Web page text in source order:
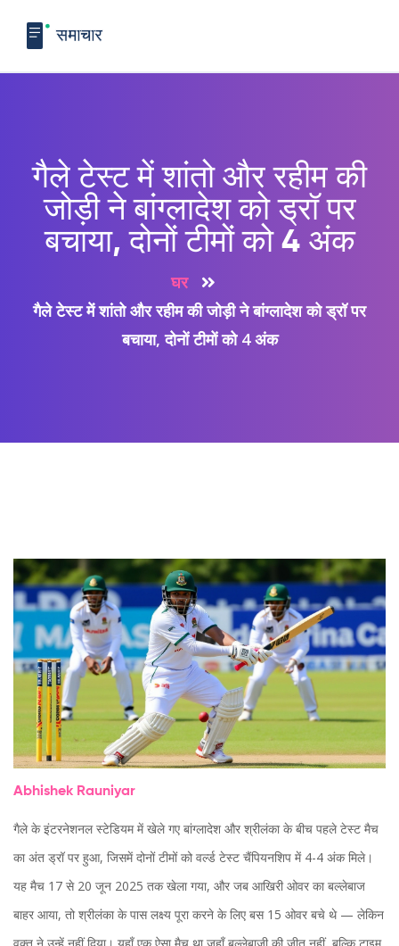
गैले टेस्ट में शांतो और रहीम की
जोड़ी ने बांग्लादेश को ड्रॉ पर
बचाया, दोनों टीमों को 4 अंक
घर
गैले टेस्ट में शांतो और रहीम की जोड़ी ने बांग्लादेश को ड्रॉ पर
बचाया, दोनों टीमों को 4 अंक
Abhishek Rauniyar
गैले के इंटरनेशनल स्टेडियम में खेले गए बांग्लादेश और श्रीलंका के बीच पहले टेस्ट मैच
का अंत ड्रॉ पर हुआ, जिसमें दोनों टीमों को वर्ल्ड टेस्ट चैंपियनशिप में 4-4 अंक मिले।
यह मैच 17 से 20 जून 2025 तक खेला गया, और जब आखिरी ओवर का बल्लेबाज
बाहर आया, तो श्रीलंका के पास लक्ष्य पूरा करने के लिए बस 15 ओवर बचे थे — लेकिन